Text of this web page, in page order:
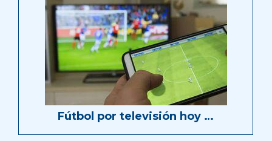
Fútbol por televisión hoy …